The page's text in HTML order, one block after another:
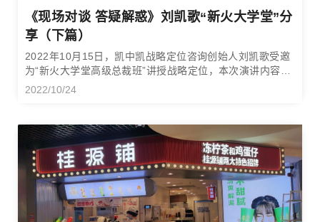
《现场对谈 答疑解惑》刘凯歌“新火大学堂”分
享（下篇）
2022年10月15日，凯中凯战略定位咨询创始人刘凯歌受邀
为“新火大学堂高级总裁班”讲授战略定位，本次演讲内容文
字整理稿分为上、中、下三个篇章，本篇为下篇。
2022/10/24